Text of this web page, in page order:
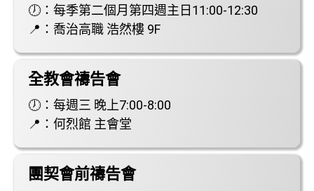
🕖：每季第二個月第四週主日11:00-12:30
📍：喬治高職 浩然樓 9F
全教會禱告會
🕖：每週三 晚上7:00-8:00
📍：何烈館 主會堂
團契會前禱告會